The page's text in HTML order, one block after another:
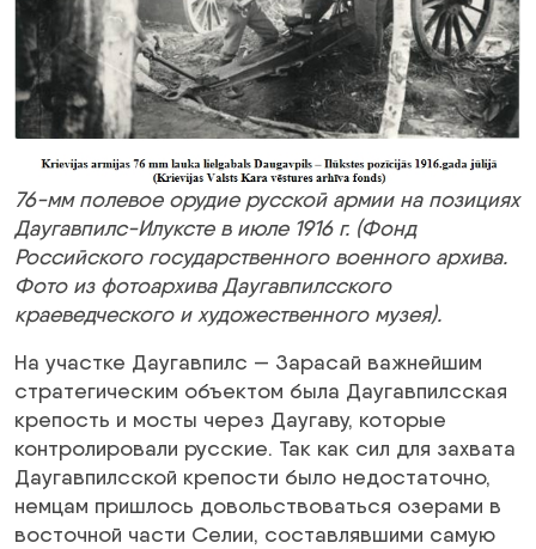
76-мм полевое орудие русской армии на позициях
Даугавпилс-Илуксте в июле 1916 г. (Фонд
Российского государственного военного архива.
Фото из фотоархива Даугавпилсского
краеведческого и художественного музея).
На участке Даугавпилс — Зарасай важнейшим
стратегическим объектом была Даугавпилсская
крепость и мосты через Даугаву, которые
контролировали русские. Так как сил для захвата
Даугавпилсской крепости было недостаточно,
немцам пришлось довольствоваться озерами в
восточной части Селии, составлявшими самую